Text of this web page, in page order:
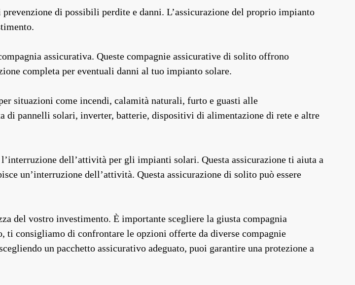
di possibili perdite e danni. L’assicurazione del proprio impianto
assicurativa. Queste compagnie assicurative di solito offrono
completa per eventuali danni al tuo impianto solare.
situazioni come incendi, calamità naturali, furto e guasti alle
di pannelli solari, inverter, batterie, dispositivi di alimentazione di rete e altre
dell’attività per gli impianti solari. Questa assicurazione ti aiuta a
un’interruzione dell’attività. Questa assicurazione di solito può essere
del vostro investimento. È importante scegliere la giusta compagnia
ti consigliamo di confrontare le opzioni offerte da diverse compagnie
un pacchetto assicurativo adeguato, puoi garantire una protezione a